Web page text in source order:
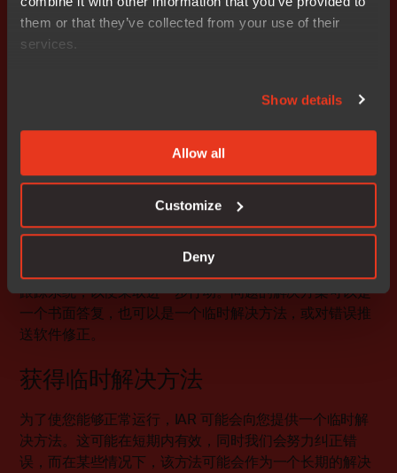
them or that they’ve collected from your use of their
services.
Show details
Allow all
Customize
Deny
到的任何问题。
IAR 支持使用呼叫号码来全程跟踪客户问题。您报告的每
问题处理
在您提交问题后，IAR 会分析所报告的问题，并试图重现
它，以确定它是否是一个错误。此外，IAR 还将根据问题
的严重程度及其对您的项目的影响，为该问题分配一个优
先级。经确认的错误（bug）将被报告给 IAR 的内部 bug
跟踪系统，以便采取进一步行动。问题的解决方案可以是
一个书面答复，也可以是一个临时解决方法，或对错误推
送软件修正。
获得临时解决方法
为了使您能够正常运行，IAR 可能会向您提供一个临时解
决方法。这可能在短期内有效，同时我们会努力纠正错
误，而在某些情况下，该方法可能会作为一个长期的解决